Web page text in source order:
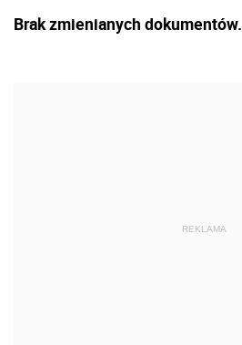
Brak zmienianych dokumentów.